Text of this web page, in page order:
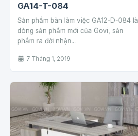
GA14-T-084
Sản phẩm bàn làm việc GA12-D-084 là
dòng sản phẩm mới của Govi, sản
phẩm ra đời nhận...
7 Tháng 1, 2019